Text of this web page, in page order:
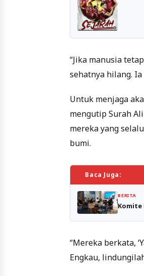
“Jika manusia
sehatnya hilang.
Untuk menjaga
mengutip Surah
mereka yang
bumi.
Baca Juga:
BERITA
Komite
“Mereka berkata,
Engkau,